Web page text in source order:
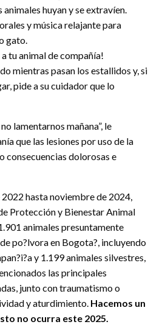
huyan y se extravíen.
y música relajante para
gato.
tu animal de compañía!
mientras pasan los estallidos y, si
pide a su cuidador que lo
lamentarnos mañana”, le
que las lesiones por uso de la
consecuencias dolorosas e
hasta noviembre de 2024,
Protección y Bienestar Animal
animales presuntamente
po?lvora en Bogota?, incluyendo
y 1.199 animales silvestres,
las principales
junto con traumatismo o
y aturdimiento. Hacemos un
no ocurra este 2025.